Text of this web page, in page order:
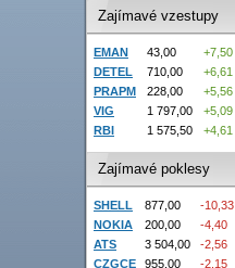
Zajímavé vzestupy
EMAN 43,00
+7,50
DETEL
710,00
+6,61
PRAPM
228,00
+5,56
VIG
1 797,00
+5,09
RBI
1 575,50 +4,61
Zajímavé poklesy
SHELL 877,00
-10,33
NOKIA
200,00
-4,40
ATS
3 504,00
-2,56
CZGCE
955,00
-2,15